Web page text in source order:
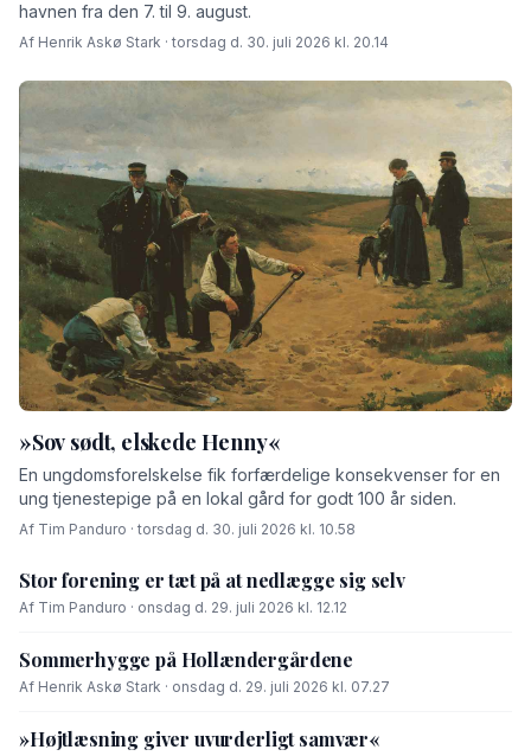
havnen fra den 7. til 9. august.
Af Henrik Askø Stark · torsdag d. 30. juli 2026 kl. 20.14
»Sov sødt, elskede Henny«
En ungdomsforelskelse fik forfærdelige konsekvenser for en
ung tjenestepige på en lokal gård for godt 100 år siden.
Af Tim Panduro · torsdag d. 30. juli 2026 kl. 10.58
Stor forening er tæt på at nedlægge sig selv
Af Tim Panduro · onsdag d. 29. juli 2026 kl. 12.12
Sommerhygge på Hollændergårdene
Af Henrik Askø Stark · onsdag d. 29. juli 2026 kl. 07.27
»Højtlæsning giver uvurderligt samvær«